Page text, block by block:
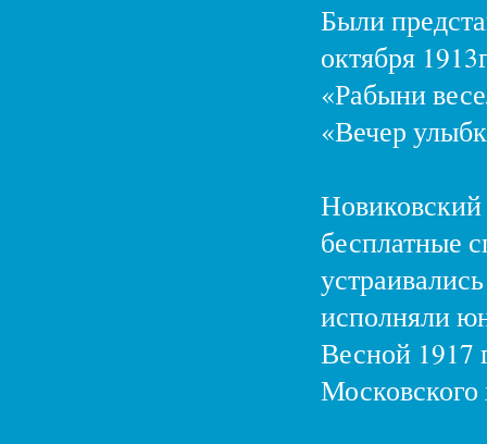
Были
октября
«Рабыни
«Вечер
Новиковский
бесплатные
исполняли
Весной 1917
Московского